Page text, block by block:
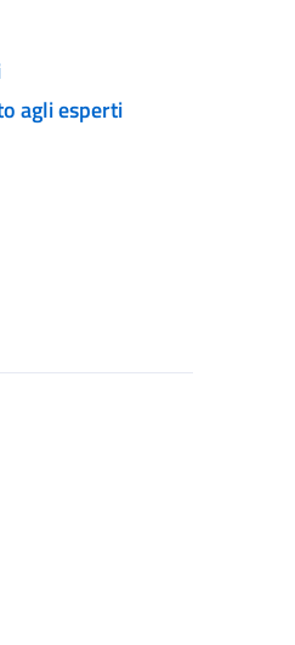
agli esperti